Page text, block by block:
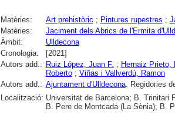
Matèries: Art prehistòric ; Pintures rupestres ;
Matèries:
Jaciment dels Abrics de l'Ermita
Àmbit:
Ulldecona
Cronologia:
[2021]
Autors add.: Ruiz López, Juan F. ; Hernaiz Prieto,
Roberto; Viñas i Vallverdú, Ramon
Autors add.: Ajuntament d'Ulldecona. Regidories
Localització: Universitat de Barcelona; B. Trinitari
B. Pere de Montcada (La Sènia); B.